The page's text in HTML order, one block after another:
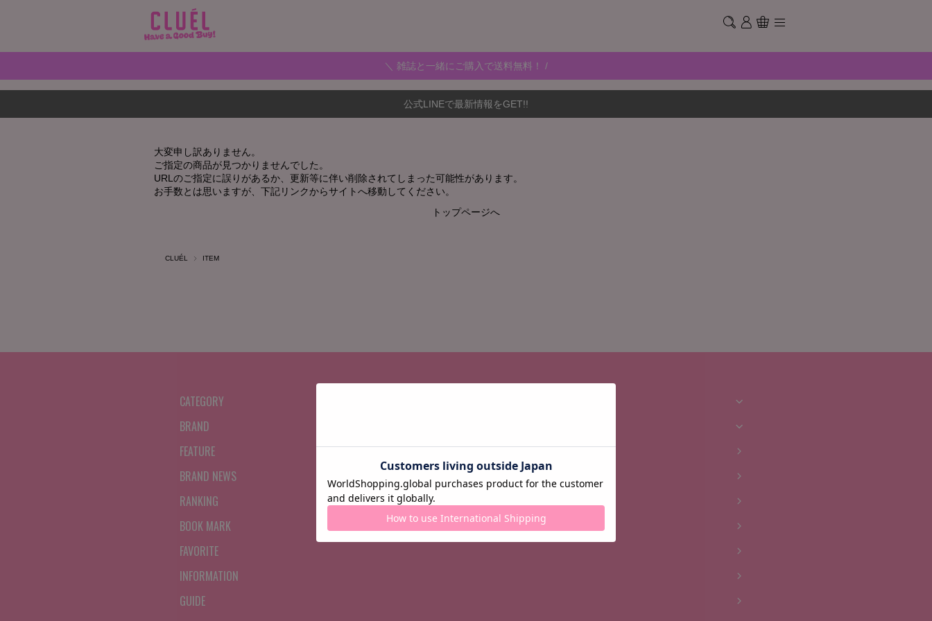
＼ 雑誌と一緒にご購入で送料無料！ /
公式LINEで最新情報をGET!!
大変申し訳ありません。
ご指定の商品が見つかりませんでした。
URLのご指定に誤りがあるか、更新等に伴い削除されてしまった可能性があります。
お手数とは思いますが、下記リンクからサイトへ移動してください。
トップページへ
CLUÉL ITEM
CATEGORY
BRAND
FEATURE
BRAND NEWS
RANKING
BOOK MARK
FAVORITE
INFORMATION
GUIDE